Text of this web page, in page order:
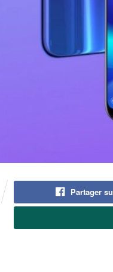
Partager